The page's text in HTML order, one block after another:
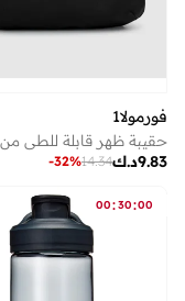
فورمولا1
د.ك9.83
14.34
-32%
00:30:00